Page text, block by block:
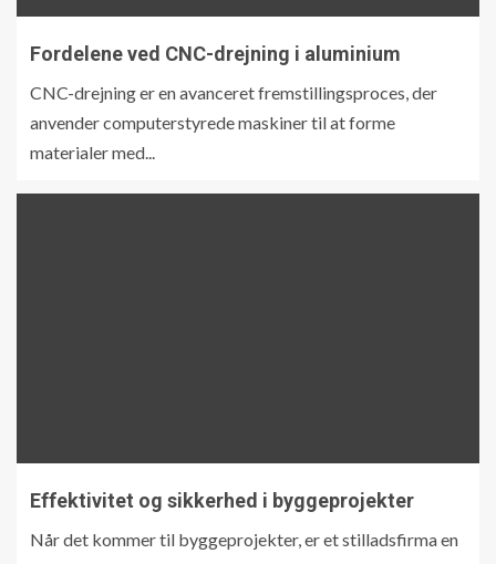
Fordelene ved CNC-drejning i aluminium
CNC-drejning er en avanceret fremstillingsproces, der
anvender computerstyrede maskiner til at forme
materialer med...
Effektivitet og sikkerhed i byggeprojekter
Når det kommer til byggeprojekter, er et stilladsfirma en